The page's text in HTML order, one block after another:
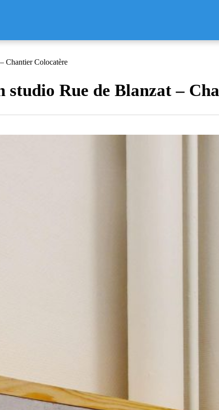
Chantier Colocatère
studio Rue de Blanzat –